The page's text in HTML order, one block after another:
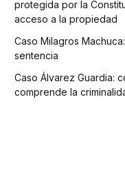
protegida por la
acceso a la propiedad
Caso Milagros
sentencia
Caso Álvarez Guardia:
comprende la